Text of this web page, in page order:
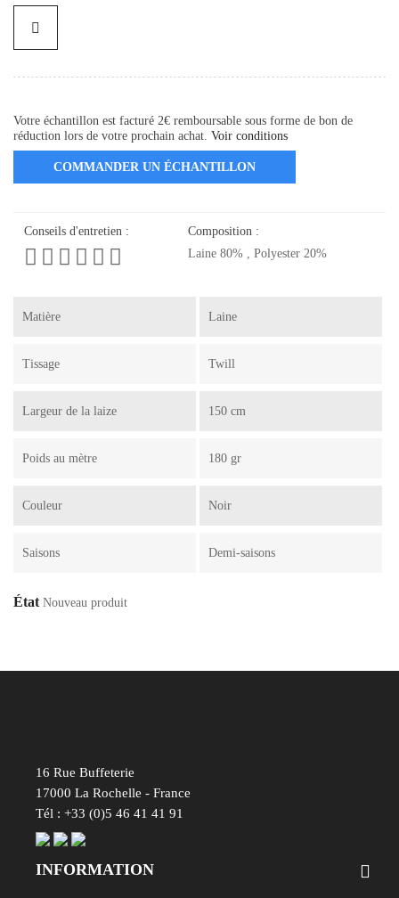
Votre échantillon est facturé 2€ remboursable sous forme de bon de
réduction lors de votre prochain achat. Voir conditions
COMMANDER UN ÉCHANTILLON
Conseils d'entretien :
Composition :
Laine 80% , Polyester 20%
Matière Laine
Tissage Twill
Largeur de la laize 150 cm
Poids au mètre 180 gr
Couleur Noir
Saisons Demi-saisons
État Nouveau produit
16 Rue Buffeterie
17000 La Rochelle - France
Tél : +33 (0)5 46 41 41 91
INFORMATION 